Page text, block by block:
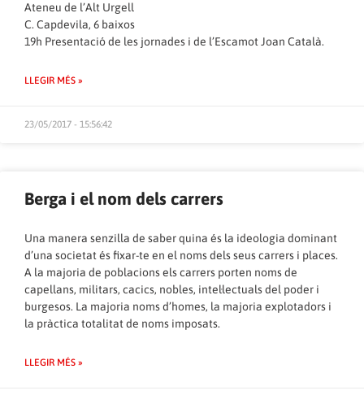
Ateneu de l’Alt Urgell
C. Capdevila, 6 baixos
19h Presentació de les jornades i de l’Escamot Joan Català.
LLEGIR MÉS »
23/05/2017 - 15:56:42
Berga i el nom dels carrers
Una manera senzilla de saber quina és la ideologia dominant
d’una societat és fixar-te en el noms dels seus carrers i places.
A la majoria de poblacions els carrers porten noms de
capellans, militars, cacics, nobles, intel·lectuals del poder i
burgesos. La majoria noms d’homes, la majoria explotadors i
la pràctica totalitat de noms imposats.
LLEGIR MÉS »